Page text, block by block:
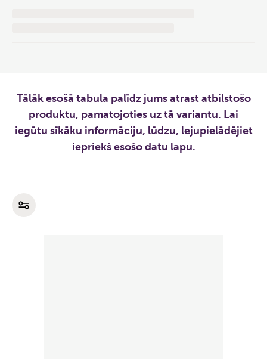
Tālāk esošā tabula palīdz jums atrast atbilstošo
produktu, pamatojoties uz tā variantu. Lai
iegūtu sīkāku informāciju, lūdzu, lejupielādējiet
iepriekš esošo datu lapu.